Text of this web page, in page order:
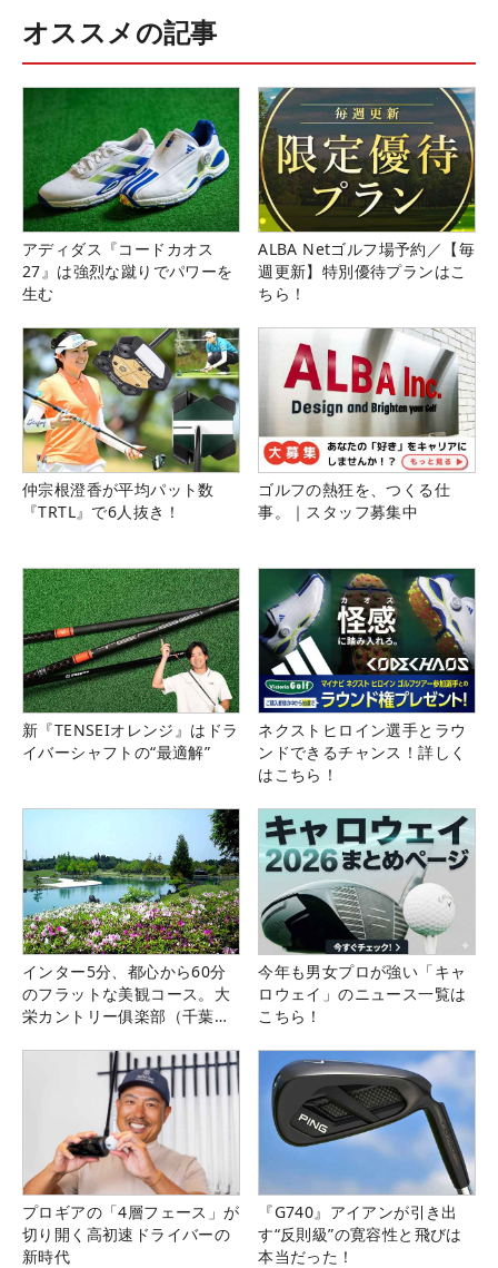
オススメの記事
アディダス『コードカオス
27』は強烈な蹴りでパワーを
生む
ALBA Netゴルフ場予約／【毎
週更新】特別優待プランはこ
ちら！
仲宗根澄香が平均パット数
『TRTL』で6人抜き！
ゴルフの熱狂を、つくる仕
事。｜スタッフ募集中
新『TENSEIオレンジ』はドラ
イバーシャフトの“最適解”
ネクストヒロイン選手とラウ
ンドできるチャンス！詳しく
はこちら！
インター5分、都心から60分
のフラットな美観コース。大
栄カントリー俱楽部（千葉
今年も男女プロが強い「キャ
ロウェイ」のニュース一覧は
こちら！
プロギアの「4層フェース」が
切り開く高初速ドライバーの
新時代
『G740』アイアンが引き出
す“反則級”の寛容性と飛びは
本当だった！